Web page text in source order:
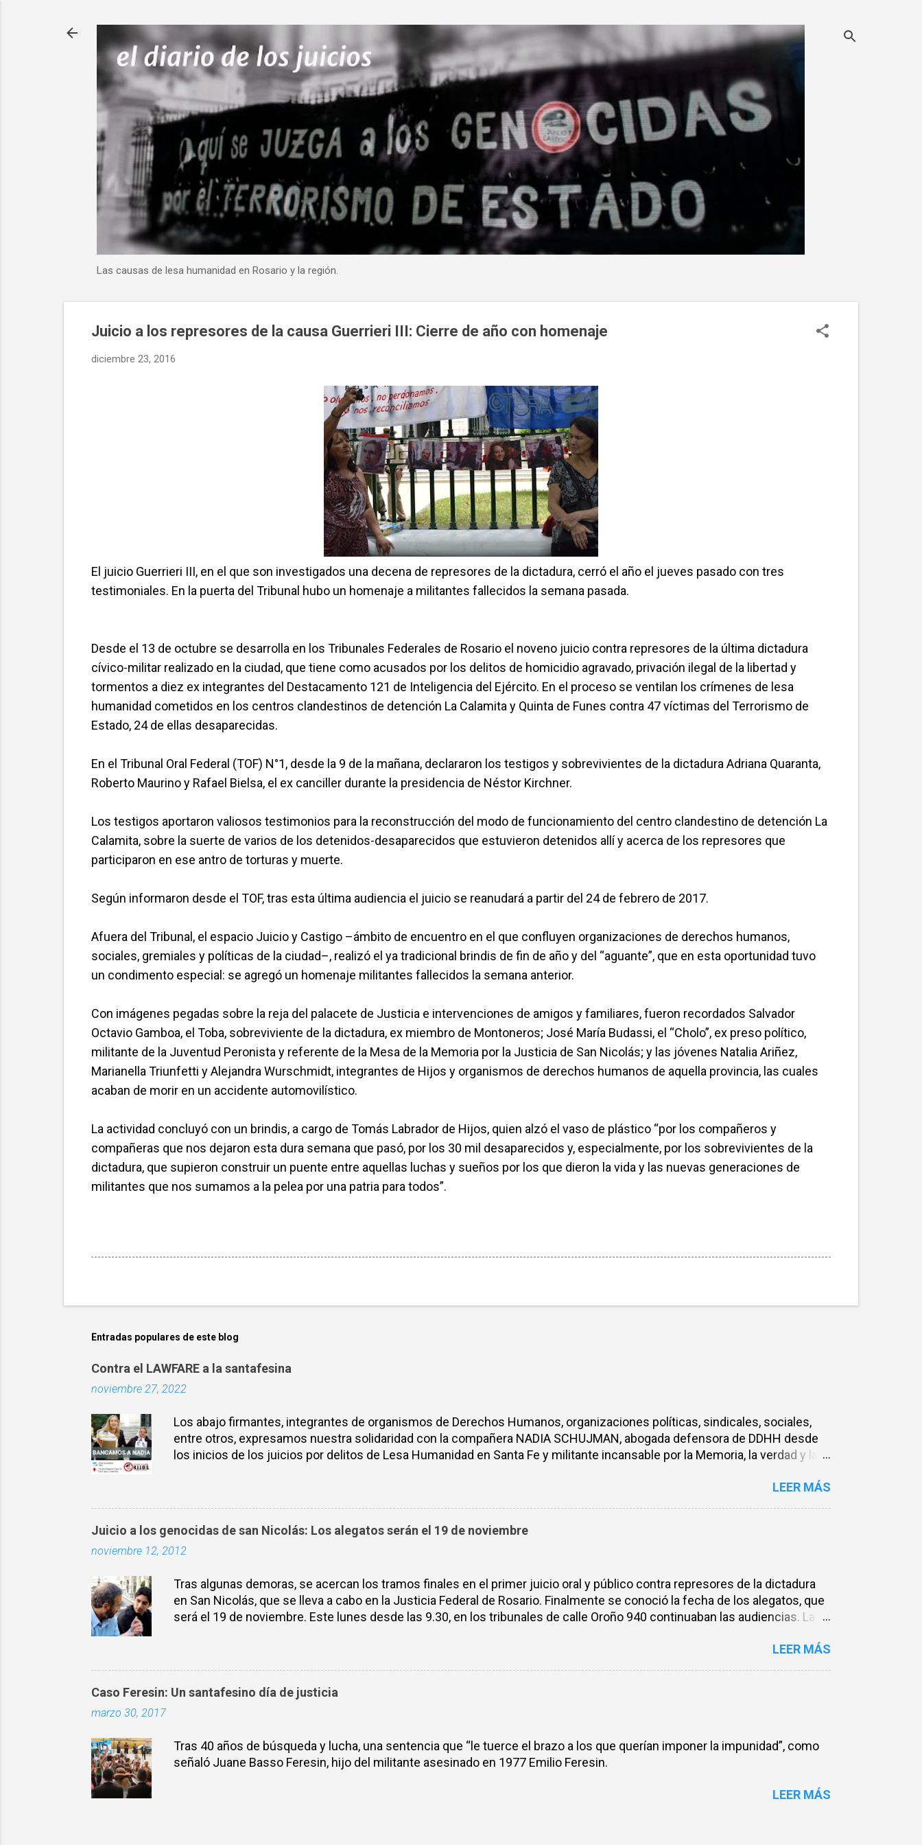
Las causas de lesa humanidad en Rosario y la región.
Juicio a los represores de la causa Guerrieri III: Cierre de año con homenaje
diciembre 23, 2016
El juicio Guerrieri III, en el que son investigados una decena de represores de la dictadura, cerró el año el jueves pasado con tres
testimoniales. En la puerta del Tribunal hubo un homenaje a militantes fallecidos la semana pasada.
Desde el 13 de octubre se desarrolla en los Tribunales Federales de Rosario el noveno juicio contra represores de la última dictadura
cívico-militar realizado en la ciudad, que tiene como acusados por los delitos de homicidio agravado, privación ilegal de la libertad y
tormentos a diez ex integrantes del Destacamento 121 de Inteligencia del Ejército. En el proceso se ventilan los crímenes de lesa
humanidad cometidos en los centros clandestinos de detención La Calamita y Quinta de Funes contra 47 víctimas del Terrorismo de
Estado, 24 de ellas desaparecidas.
En el Tribunal Oral Federal (TOF) N°1, desde la 9 de la mañana, declararon los testigos y sobrevivientes de la dictadura Adriana Quaranta,
Roberto Maurino y Rafael Bielsa, el ex canciller durante la presidencia de Néstor Kirchner.
Los testigos aportaron valiosos testimonios para la reconstrucción del modo de funcionamiento del centro clandestino de detención La
Calamita, sobre la suerte de varios de los detenidos-desaparecidos que estuvieron detenidos allí y acerca de los represores que
participaron en ese antro de torturas y muerte.
Según informaron desde el TOF, tras esta última audiencia el juicio se reanudará a partir del 24 de febrero de 2017.
Afuera del Tribunal, el espacio Juicio y Castigo –ámbito de encuentro en el que confluyen organizaciones de derechos humanos,
sociales, gremiales y políticas de la ciudad–, realizó el ya tradicional brindis de fin de año y del “aguante”, que en esta oportunidad tuvo
un condimento especial: se agregó un homenaje militantes fallecidos la semana anterior.
Con imágenes pegadas sobre la reja del palacete de Justicia e intervenciones de amigos y familiares, fueron recordados Salvador
Octavio Gamboa, el Toba, sobreviviente de la dictadura, ex miembro de Montoneros; José María Budassi, el “Cholo”, ex preso político,
militante de la Juventud Peronista y referente de la Mesa de la Memoria por la Justicia de San Nicolás; y las jóvenes Natalia Ariñez,
Marianella Triunfetti y Alejandra Wurschmidt, integrantes de Hijos y organismos de derechos humanos de aquella provincia, las cuales
acaban de morir en un accidente automovilístico.
La actividad concluyó con un brindis, a cargo de Tomás Labrador de Hijos, quien alzó el vaso de plástico “por los compañeros y
compañeras que nos dejaron esta dura semana que pasó, por los 30 mil desaparecidos y, especialmente, por los sobrevivientes de la
dictadura, que supieron construir un puente entre aquellas luchas y sueños por los que dieron la vida y las nuevas generaciones de
militantes que nos sumamos a la pelea por una patria para todos”.
Entradas populares de este blog
Contra el LAWFARE a la santafesina
noviembre 27, 2022
Los abajo firmantes, integrantes de organismos de Derechos Humanos, organizaciones políticas, sindicales, sociales,
entre otros, expresamos nuestra solidaridad con la compañera NADIA SCHUJMAN, abogada defensora de DDHH desde
los inicios de los juicios por delitos de Lesa Humanidad en Santa Fe y militante incansable por la Memoria, la verdad y la
de Santa Fe, implicando a algunxs trabajadorxs, entre los que estaba la compañera Nadia Schujman, en un proceso
accionar como la respuesta de un amplio bloque de poder que busca amedrentar a quienes quieran ir contra los vínculos
espurios y mafiosos en la provincia de Santa ...
LEER MÁS
Juicio a los genocidas de san Nicolás: Los alegatos serán el 19 de noviembre
noviembre 12, 2012
Tras algunas demoras, se acercan los tramos finales en el primer juicio oral y público contra represores de la dictadura
en San Nicolás, que se lleva a cabo en la Justicia Federal de Rosario. Finalmente se conoció la fecha de los alegatos, que
será el 19 de noviembre. Este lunes desde las 9.30, en los tribunales de calle Oroño 940 continuaban las audiencias. La
aguante en la puerta del juzgado, para acompañar a los testigos y querellantes". El juicio reúne tres causas: el caso de la
desaparecidos en los Barrios Trípoli, Don Bosco y Santa Rosa, ocurrido entre abril y mayo de 1977 –se juzgan los
LEER MÁS
Caso Feresin: Un santafesino día de justicia
marzo 30, 2017
Tras 40 años de búsqueda y lucha, una sentencia que “le tuerce el brazo a los que querían imponer la impunidad”, como
señaló Juane Basso Feresin, hijo del militante asesinado en 1977 Emilio Feresin.
LEER MÁS